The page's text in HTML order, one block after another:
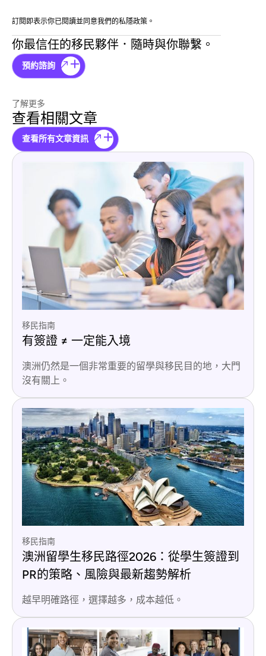
訂閱即表示你已閱讀並同意我們的私隱政策。
你最信任的移民夥伴．隨時與你聯繫。
預約諮詢
了解更多
查看相關文章
查看所有文章資訊
移民指南
有簽證 ≠ 一定能入境
澳洲仍然是一個非常重要的留學與移民目的地，大門
沒有關上。
移民指南
澳洲留學生移民路徑2026：從學生簽證到
PR的策略、風險與最新趨勢解析
越早明確路徑，選擇越多，成本越低。